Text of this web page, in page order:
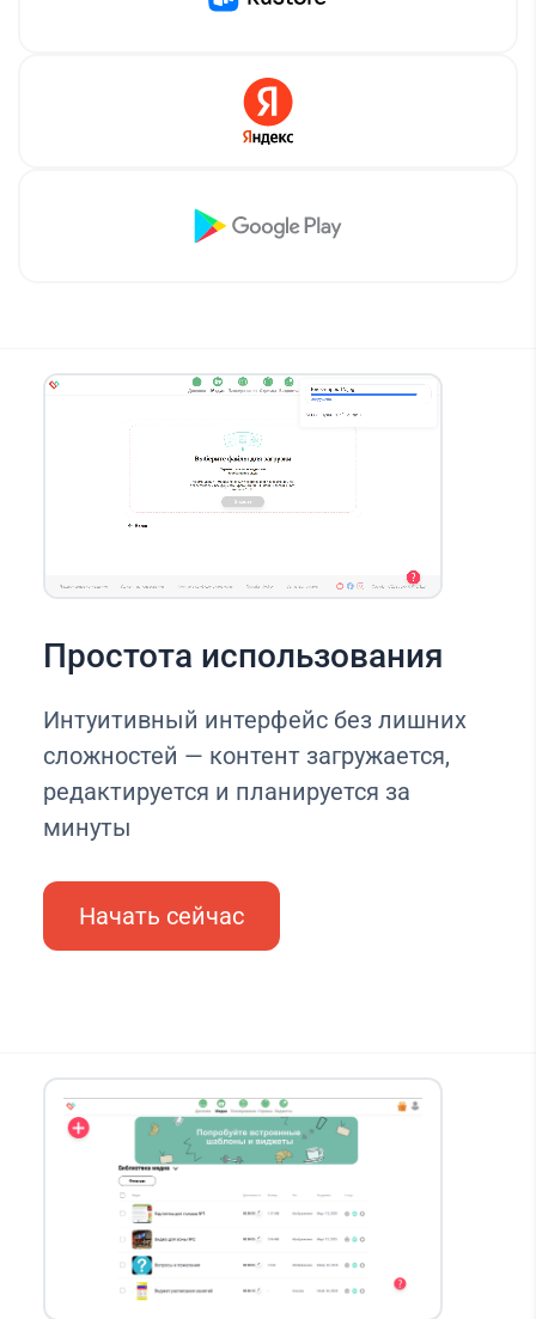
Простота использования
Интуитивный интерфейс без лишних
сложностей — контент загружается,
редактируется и планируется за
минуты
Начать сейчас